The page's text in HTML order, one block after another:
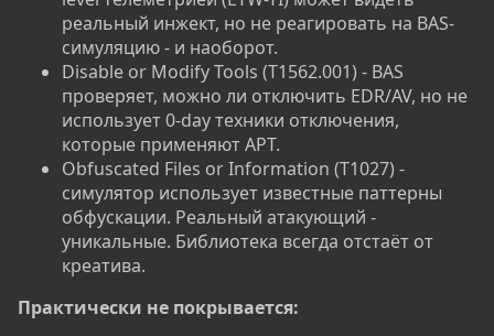
реальный инжект, но не реагировать на BAS-
симуляцию - и наоборот.
Disable or Modify Tools (T1562.001) - BAS
проверяет, можно ли отключить EDR/AV, но не
использует 0-day техники отключения,
которые применяют APT.
Obfuscated Files or Information (T1027) -
симулятор использует известные паттерны
обфускации. Реальный атакующий -
уникальные. Библиотека всегда отстаёт от
креатива.
Практически не покрывается: